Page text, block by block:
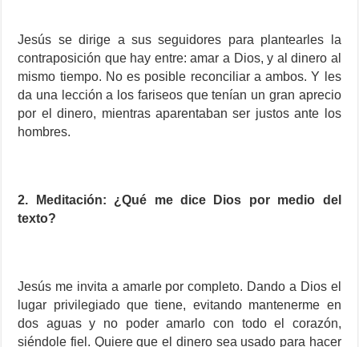
Jesús se dirige a sus seguidores para plantearles la
contraposición que hay entre: amar a Dios, y al dinero al
mismo tiempo. No es posible reconciliar a ambos. Y les
da una lección a los fariseos que tenían un gran aprecio
por el dinero, mientras aparentaban ser justos ante los
hombres.
2. Meditación: ¿Qué me dice Dios por medio del
texto?
Jesús me invita a amarle por completo. Dando a Dios el
lugar privilegiado que tiene, evitando mantenerme en
dos aguas y no poder amarlo con todo el corazón,
siéndole fiel. Quiere que el dinero sea usado para hacer